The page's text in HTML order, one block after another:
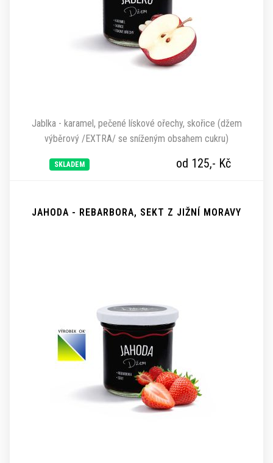
Jablka - karamel, pečené lískové ořechy, skořice (džem
výběrový /EXTRA/ se sníženým obsahem cukru)
SKLADEM od 125,- Kč
JAHODA - REBARBORA, SEKT Z JIŽNÍ MORAVY